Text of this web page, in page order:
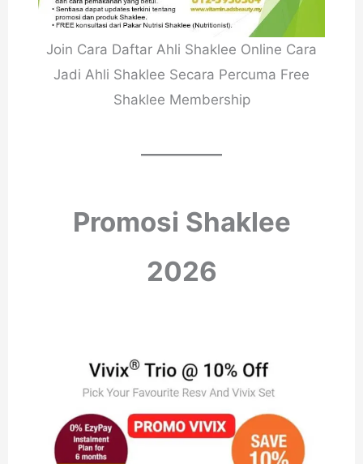
Join Cara Daftar Ahli Shaklee Online Cara
Jadi Ahli Shaklee Secara Percuma Free
Shaklee Membership
Promosi Shaklee
2026